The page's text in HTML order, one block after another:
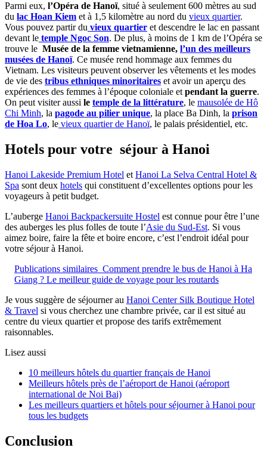
Parmi eux, l’Opéra de Hanoï, situé à seulement 600 mètres au sud
du lac Hoan Kiem et à 1,5 kilomètre au nord du vieux quartier.
Vous pouvez partir du vieux quartier et descendre le lac en passant
devant le temple Ngoc Son. De plus, à moins de 1 km de l’Opéra se
trouve le Musée de la femme vietnamienne, l’un des meilleurs
musées de Hanoï. Ce musée rend hommage aux femmes du
Vietnam. Les visiteurs peuvent observer les vêtements et les modes
de vie des tribus ethniques minoritaires et avoir un aperçu des
expériences des femmes à l’époque coloniale et pendant la guerre.
On peut visiter aussi le temple de la littérature, le mausolée de Hô
Chi Minh, la pagode au pilier unique, la place Ba Dinh, la prison
de Hoa Lo, le vieux quartier de Hanoï, le palais présidentiel, etc.
Hotels pour votre séjour à Hanoi
Hanoi Lakeside Premium Hotel et Hanoi La Selva Central Hotel &
Spa sont deux hotels qui constituent d’excellentes options pour les
voyageurs à petit budget.
L’auberge Hanoi Backpackersuite Hostel est connue pour être l’une
des auberges les plus folles de toute l’Asie du Sud-Est. Si vous
aimez boire, faire la fête et boire encore, c’est l’endroit idéal pour
votre séjour à Hanoi.
Publications similaires Comment prendre le bus de Hanoi à Ha
Giang ? Le meilleur guide de voyage pour les routards
Je vous suggère de séjourner au Hanoi Center Silk Boutique Hotel
& Travel si vous cherchez une chambre privée, car il est situé au
centre du vieux quartier et propose des tarifs extrêmement
raisonnables.
Lisez aussi
10 meilleurs hôtels du quartier français de Hanoi
Meilleurs hôtels près de l’aéroport de Hanoi (aéroport
international de Noi Bai)
Les meilleurs quartiers et hôtels pour séjourner à Hanoi pour
tous les budgets
Conclusion